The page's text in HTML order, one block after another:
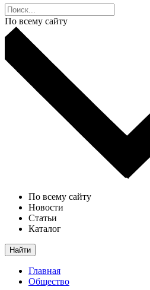
По всему сайту
По всему сайту
Новости
Статьи
Каталог
Найти
Главная
Общество